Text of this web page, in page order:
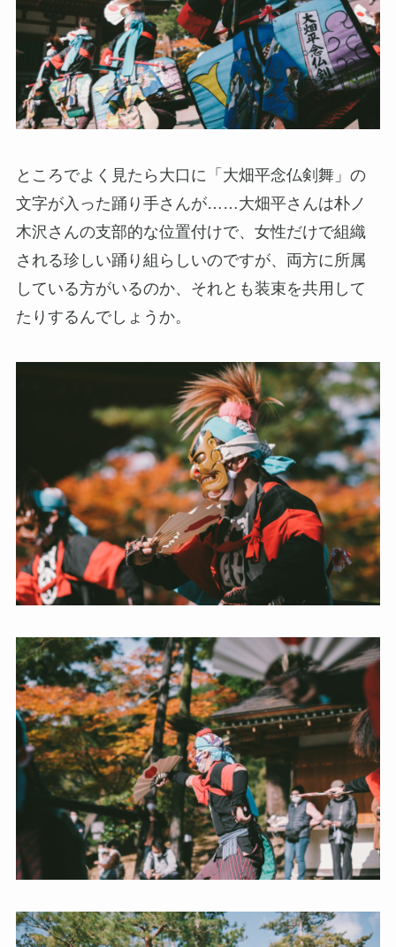
ところでよく見たら大口に「大畑平念仏剣舞」の
文字が入った踊り手さんが……大畑平さんは朴ノ
木沢さんの支部的な位置付けで、女性だけで組織
される珍しい踊り組らしいのですが、両方に所属
している方がいるのか、それとも装束を共用して
たりするんでしょうか。